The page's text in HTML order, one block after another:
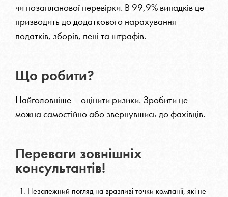
чи позапланової перевірки. В 99,9% випадків це
призводить до додаткового нарахування
податків, зборів, пені та штрафів.
Що робити?
Найголовніше – оцінити ризики. Зробити це
можна самостійно або звернувшись до фахівців.
Переваги зовнішніх
консультантів!
Незалежний погляд на вразливі точки компанії, які не